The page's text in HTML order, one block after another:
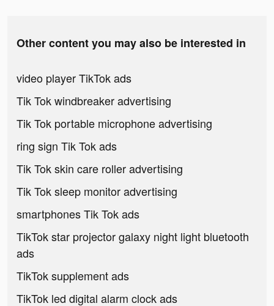
Other content you may also be interested in
video player TikTok ads
Tik Tok windbreaker advertising
Tik Tok portable microphone advertising
ring sign Tik Tok ads
Tik Tok skin care roller advertising
Tik Tok sleep monitor advertising
smartphones Tik Tok ads
TikTok star projector galaxy night light bluetooth
ads
TikTok supplement ads
TikTok led digital alarm clock ads